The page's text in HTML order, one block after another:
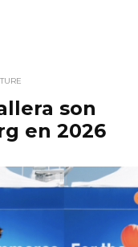
son
en 2026